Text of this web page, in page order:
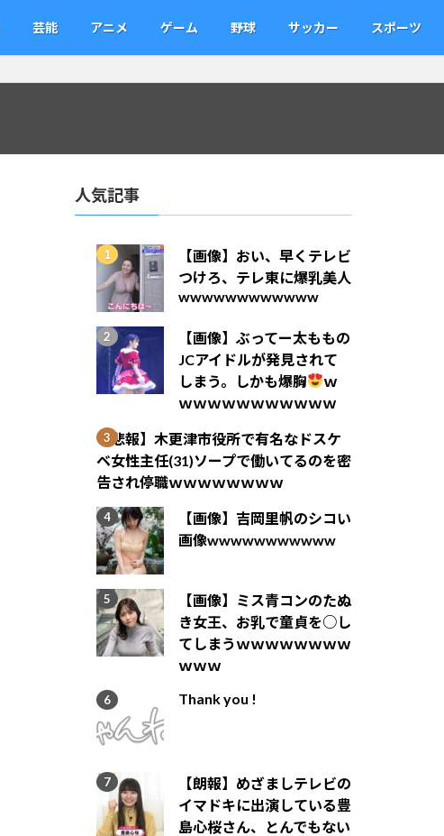
芸能 アニメ ゲーム 野球 サッカー スポーツ
人気記事
【画像】おい、早くテレビ
つけろ、テレ東に爆乳美人
wwwwwwwwwwww
【画像】ぶってー太ももの
JCアイドルが発見されて
しまう。しかも爆胸
ｗ
ｗｗｗｗｗｗｗｗｗｗｗ
【悲報】木更津市役所で有名なドスケ
ベ女性主任(31)ソープで働いてるのを密
告され停職ｗｗｗｗｗｗｗｗ
【画像】吉岡里帆のシコい
画像wwwwwwwwwww
【画像】ミス青コンのたぬ
き女王、お乳で童貞を○し
てしまうｗｗｗｗｗｗｗｗ
ｗｗｗ
Thank you !
【朗報】めざましテレビの
イマドキに出演している豊
島心桜さん、とんでもない